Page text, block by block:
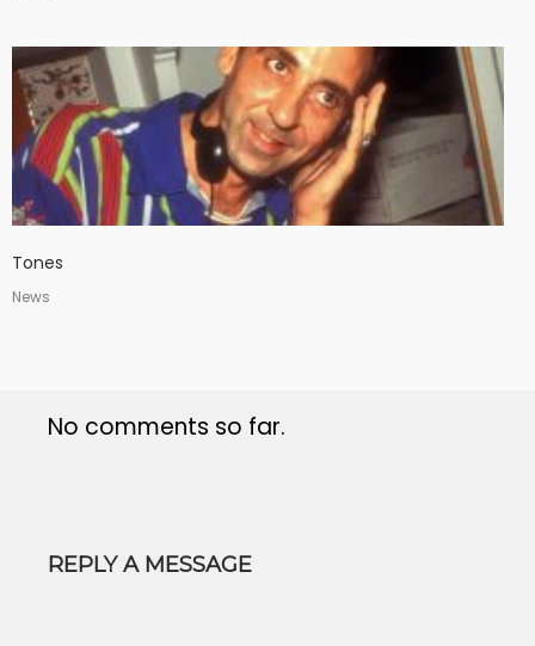
Tones
News
No comments so far.
REPLY A MESSAGE